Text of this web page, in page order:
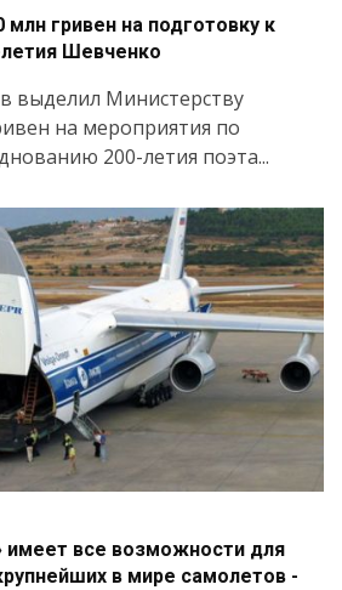
гривен на подготовку к
Шевченко
выделил Министерству
на мероприятия по
200-летия поэта...
имеет все возможности для
в мире самолетов -